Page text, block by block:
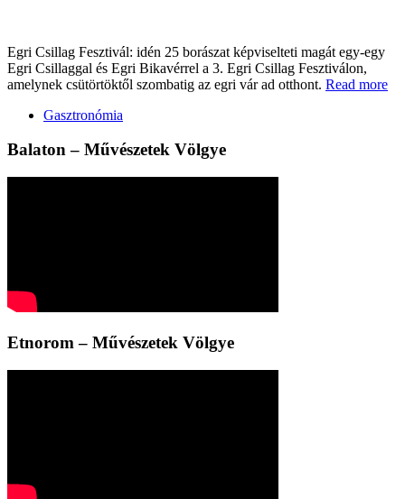
Egri Csillag Fesztivál: idén 25 borászat képviselteti magát egy-egy
Egri Csillaggal és Egri Bikavérrel a 3. Egri Csillag Fesztiválon,
amelynek csütörtöktől szombatig az egri vár ad otthont. Read more
Gasztronómia
Balaton – Művészetek Völgye
Etnorom – Művészetek Völgye